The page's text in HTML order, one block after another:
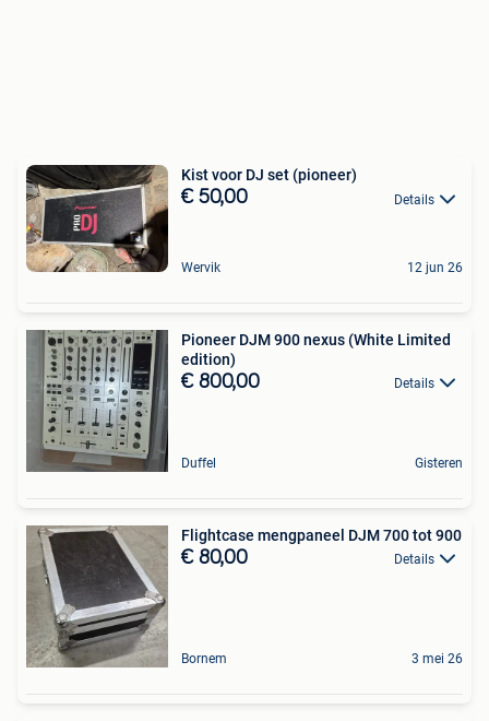
Kist voor DJ set (pioneer)
€ 50,00 Details
Wervik 12 jun 26
Pioneer DJM 900 nexus (White Limited
edition)
€ 800,00 Details
Duffel Gisteren
Flightcase mengpaneel DJM 700 tot 900
€ 80,00 Details
Bornem 3 mei 26